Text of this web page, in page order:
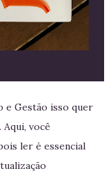
e Gestão isso quer
você
ler é essencial